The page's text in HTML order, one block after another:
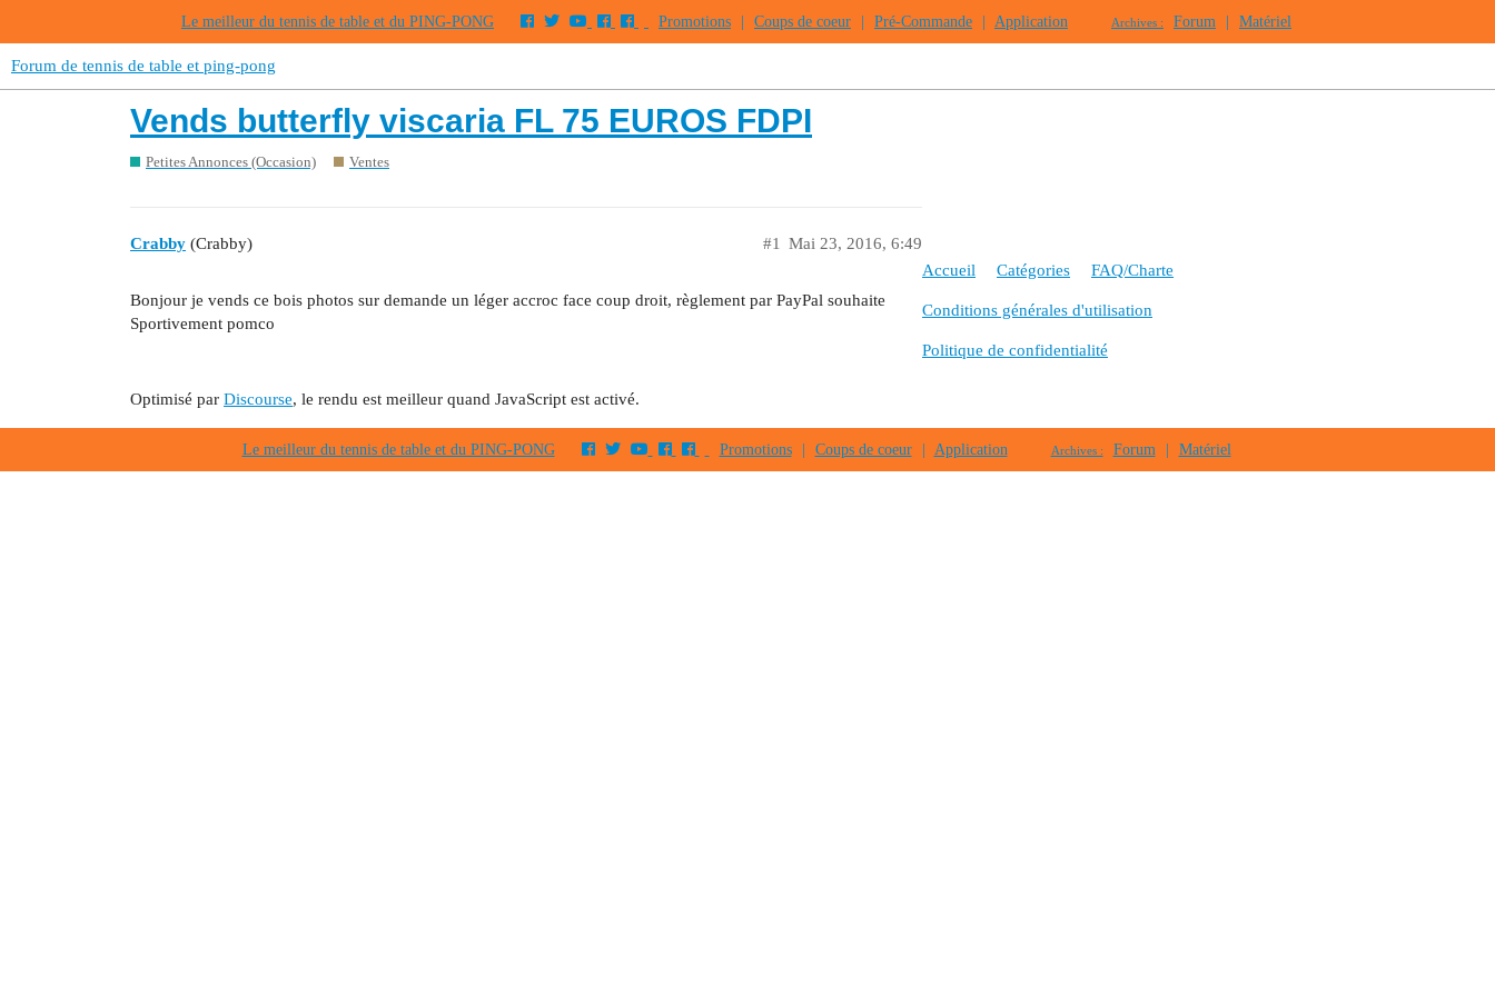
Le meilleur du tennis de table et du PING-PONG Promotions Coups de coeur Pré-Commande Application Archives : Forum Matériel
Forum de tennis de table et ping-pong
Vends butterfly viscaria FL 75 EUROS FDPI
Petites Annonces (Occasion) Ventes
Crabby (Crabby) Mai 23, 2016, 6:49
#1
Bonjour je vends ce bois photos sur demande un léger accroc face coup droit, règlement par PayPal souhaite
Sportivement pomco
Accueil Catégories FAQ/Charte
Conditions générales d'utilisation
Politique de confidentialité
Optimisé par Discourse, le rendu est meilleur quand JavaScript est activé.
Le meilleur du tennis de table et du PING-PONG Promotions | Coups de coeur | Application Archives : Forum | Matériel